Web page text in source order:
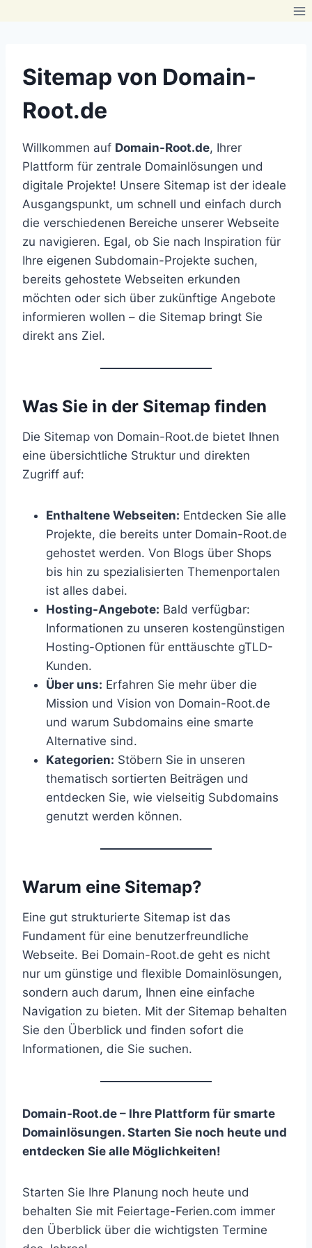
Sitemap von Domain-
Root.de
Willkommen auf Domain-Root.de, Ihrer
Plattform für zentrale Domainlösungen und
digitale Projekte! Unsere Sitemap ist der ideale
Ausgangspunkt, um schnell und einfach durch
die verschiedenen Bereiche unserer Webseite
zu navigieren. Egal, ob Sie nach Inspiration für
Ihre eigenen Subdomain-Projekte suchen,
bereits gehostete Webseiten erkunden
möchten oder sich über zukünftige Angebote
informieren wollen – die Sitemap bringt Sie
direkt ans Ziel.
Was Sie in der Sitemap finden
Die Sitemap von Domain-Root.de bietet Ihnen
eine übersichtliche Struktur und direkten
Zugriff auf:
Enthaltene Webseiten: Entdecken Sie alle
Projekte, die bereits unter Domain-Root.de
gehostet werden. Von Blogs über Shops
bis hin zu spezialisierten Themenportalen
ist alles dabei.
Hosting-Angebote: Bald verfügbar:
Informationen zu unseren kostengünstigen
Hosting-Optionen für enttäuschte gTLD-
Kunden.
Über uns: Erfahren Sie mehr über die
Mission und Vision von Domain-Root.de
und warum Subdomains eine smarte
Alternative sind.
Kategorien: Stöbern Sie in unseren
thematisch sortierten Beiträgen und
entdecken Sie, wie vielseitig Subdomains
genutzt werden können.
Warum eine Sitemap?
Eine gut strukturierte Sitemap ist das
Fundament für eine benutzerfreundliche
Webseite. Bei Domain-Root.de geht es nicht
nur um günstige und flexible Domainlösungen,
sondern auch darum, Ihnen eine einfache
Navigation zu bieten. Mit der Sitemap behalten
Sie den Überblick und finden sofort die
Informationen, die Sie suchen.
Domain-Root.de – Ihre Plattform für smarte
Domainlösungen. Starten Sie noch heute und
entdecken Sie alle Möglichkeiten!
Starten Sie Ihre Planung noch heute und
behalten Sie mit Feiertage-Ferien.com immer
den Überblick über die wichtigsten Termine